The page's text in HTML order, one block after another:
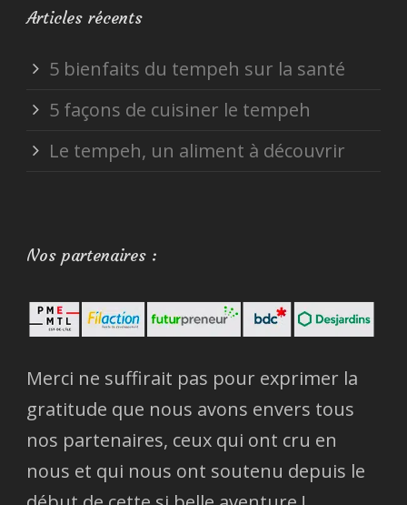
Articles récents
5 bienfaits du tempeh sur la santé
5 façons de cuisiner le tempeh
Le tempeh, un aliment à découvrir
Nos partenaires :
Merci ne suffirait pas pour exprimer la
gratitude que nous avons envers tous
nos partenaires, ceux qui ont cru en
nous et qui nous ont soutenu depuis le